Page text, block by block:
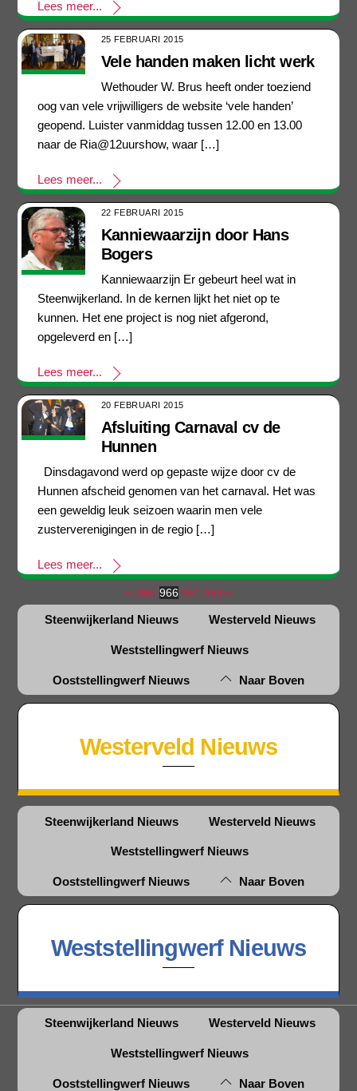
Lees meer...
25 FEBRUARI 2015
Vele handen maken licht werk
Wethouder W. Brus heeft onder toeziend
oog van vele vrijwilligers de website ‘vele handen’
geopend. Luister vanmiddag tussen 12.00 en 13.00
naar de Ria@12uurshow, waar […]
Lees meer...
22 FEBRUARI 2015
Kanniewaarzijn door Hans
Bogers
Kanniewaarzijn Er gebeurt heel wat in
Steenwijkerland. In de kernen lijkt het niet op te
kunnen. Het ene project is nog niet afgerond,
opgeleverd en […]
Lees meer...
20 FEBRUARI 2015
Afsluiting Carnaval cv de
Hunnen
Dinsdagavond werd op gepaste wijze door cv de
Hunnen afscheid genomen van het carnaval. Het was
een geweldig leuk seizoen waarin men vele
zusterverenigingen in de regio […]
Lees meer...
«‹ 965 966 967 968›»
Steenwijkerland Nieuws Westerveld Nieuws
Weststellingwerf Nieuws
Ooststellingwerf Nieuws Naar Boven
Westerveld Nieuws
Steenwijkerland Nieuws Westerveld Nieuws
Weststellingwerf Nieuws
Ooststellingwerf Nieuws Naar Boven
Weststellingwerf Nieuws
Steenwijkerland Nieuws Westerveld Nieuws
Weststellingwerf Nieuws
Ooststellingwerf Nieuws Naar Boven